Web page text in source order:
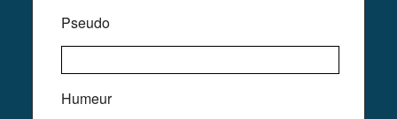
Pseudo
Humeur